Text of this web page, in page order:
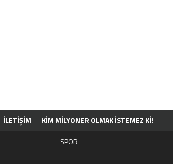
İLETİŞİM
KIM MILYONER OLMAK İSTEMEZ KI!
SPOR